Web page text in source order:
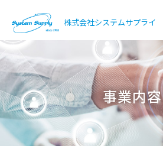
株式会社システムサプライ
CAMPANY
事業内容
BUSINESS
製品情報
PRODUCTS
採用情報
事業内容